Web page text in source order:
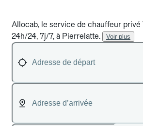
Allocab, le service de chauffeur privé
24h/24, 7j/7, à Pierrelatte.
Voir plus